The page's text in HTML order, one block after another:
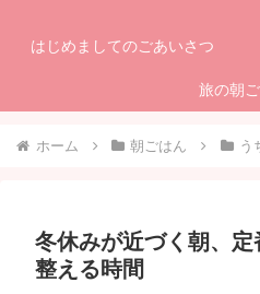
はじめましてのごあいさつ
旅の朝
ホーム 朝ごはん う
冬休みが近づく朝、
整える時間